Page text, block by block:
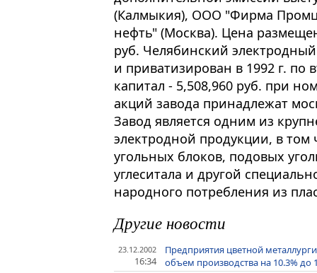
(Калмыкия), ООО "Фирма
нефть" (Москва). Цена
руб. Челябинский
и приватизирован в 1992 г. по
капитал - 5,508,960 руб. при
акций завода принадлежат
Завод является одним из
электродной продукции, в
угольных блоков, подовых
углеситала и другой
народного потребления из
Другие новости
23.12.2002
16:34
Предприятия цветной
объем производства на 10.3% до